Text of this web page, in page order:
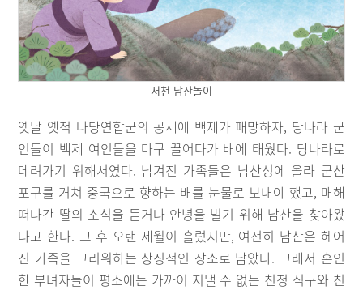
서천 남산놀이
옛날 옛적 나당연합군의 공세에 백제가 패망하자, 당나라 군
인들이 백제 여인들을 마구 끌어다가 배에 태웠다. 당나라로
데려가기 위해서였다. 남겨진 가족들은 남산성에 올라 군산
포구를 거쳐 중국으로 향하는 배를 눈물로 보내야 했고, 매해
떠나간 딸의 소식을 듣거나 안녕을 빌기 위해 남산을 찾아왔
다고 한다. 그 후 오랜 세월이 흘렀지만, 여전히 남산은 헤어
진 가족을 그리워하는 상징적인 장소로 남았다. 그래서 혼인
한 부녀자들이 평소에는 가까이 지낼 수 없는 친정 식구와 친